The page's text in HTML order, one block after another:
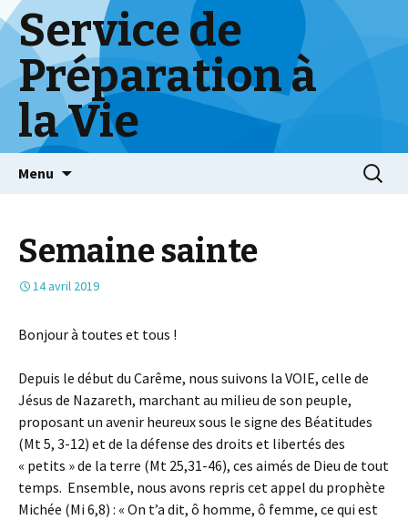
Service de
Préparation à
la Vie
Menu
Semaine sainte
14 avril 2019
Bonjour à toutes et tous !
Depuis le début du Carême, nous suivons la VOIE, celle de
Jésus de Nazareth, marchant au milieu de son peuple,
proposant un avenir heureux sous le signe des Béatitudes
(Mt 5, 3-12) et de la défense des droits et libertés des
« petits » de la terre (Mt 25,31-46), ces aimés de Dieu de tout
temps. Ensemble, nous avons repris cet appel du prophète
Michée (Mi 6,8) : « On t’a dit, ô homme, ô femme, ce qui est